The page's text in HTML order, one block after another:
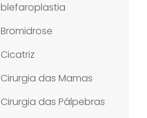
blefaroplastia
Bromidrose
Cicatriz
Cirurgia das Mamas
Cirurgia das Pálpebras